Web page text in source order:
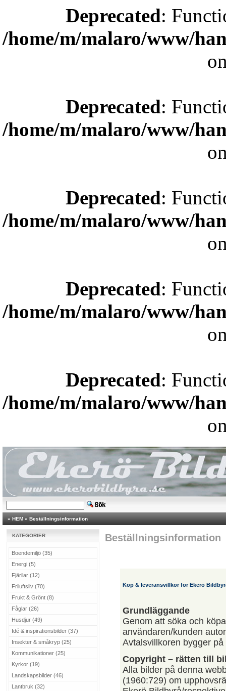
Deprecated:
/home/m/malaro/www/
Deprecated:
/home/m/malaro/www/
Deprecated:
/home/m/malaro/www/
Deprecated:
/home/m/malaro/www/
Deprecated:
/home/m/malaro/www/
» HEM » Beställningsinformation
KATEGORIER
Boendemiljö (35)
Energi (5)
Fjärilar (12)
Friluftsliv (70)
Frukt & Grönt (8)
Fåglar (26)
Husdjur (49)
Idé & inspirationsbilder (37)
Insekter & småkryp (25)
Kommunikationer (25)
Kyrkor (19)
Landskapsbilder (46)
Lantbruk (32)
Beställningsinformation
Köp & leveransvillkor för Ekerö
Grundläggande
Genom att söka och
användaren/kunden
Avtalsvillkoren bygger
Copyright – rätten till
Alla bilder på denna
(1960:729) om